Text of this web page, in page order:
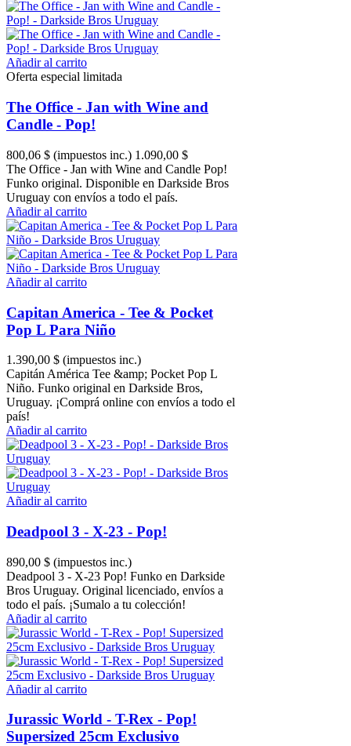
Añadir al carrito
Oferta especial limitada
The Office - Jan with Wine and
Candle - Pop!
800,06 $ (impuestos inc.) 1.090,00 $
The Office - Jan with Wine and Candle Pop!
Funko original. Disponible en Darkside Bros
Uruguay con envíos a todo el país.
Añadir al carrito
Añadir al carrito
Capitan America - Tee & Pocket
Pop L Para Niño
1.390,00 $ (impuestos inc.)
Capitán América Tee &amp; Pocket Pop L
Niño. Funko original en Darkside Bros,
Uruguay. ¡Comprá online con envíos a todo el
país!
Añadir al carrito
Añadir al carrito
Deadpool 3 - X-23 - Pop!
890,00 $ (impuestos inc.)
Deadpool 3 - X-23 Pop! Funko en Darkside
Bros Uruguay. Original licenciado, envíos a
todo el país. ¡Sumalo a tu colección!
Añadir al carrito
Añadir al carrito
Jurassic World - T-Rex - Pop!
Supersized 25cm Exclusivo